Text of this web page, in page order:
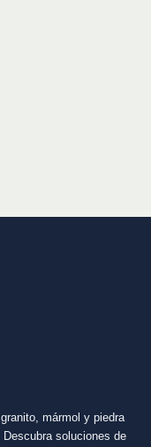
mármol y piedra
soluciones de